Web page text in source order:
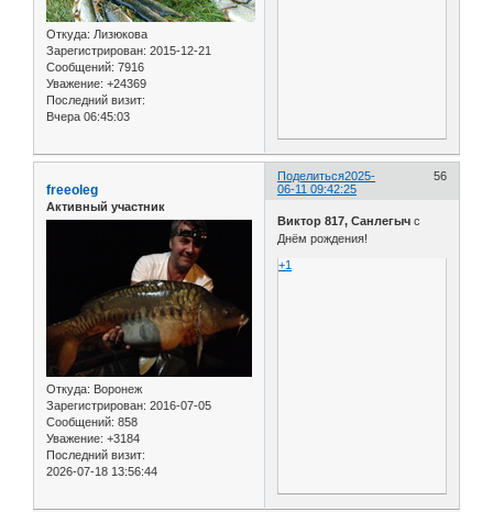
Откуда: Лизюкова
Зарегистрирован: 2015-12-21
Сообщений: 7916
Уважение: +24369
Последний визит:
Вчера 06:45:03
Поделиться 56
2025-
06-11 09:42:25
freeoleg
Активный участник
Откуда: Воронеж
Зарегистрирован: 2016-07-05
Сообщений: 858
Уважение: +3184
Последний визит:
2026-07-18 13:56:44
Виктор 817, Санлегыч с
Днём рождения!
+1